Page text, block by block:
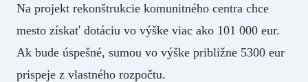
Na projekt rekonštrukcie komunitného centra chce
mesto získať dotáciu vo výške viac ako 101 000 eur.
Ak bude úspešné, sumou vo výške približne 5300 eur
prispeje z vlastného rozpočtu.